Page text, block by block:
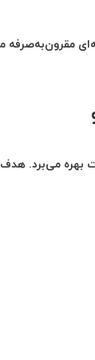
اقتصادی مانند پراید،
می‌برد.